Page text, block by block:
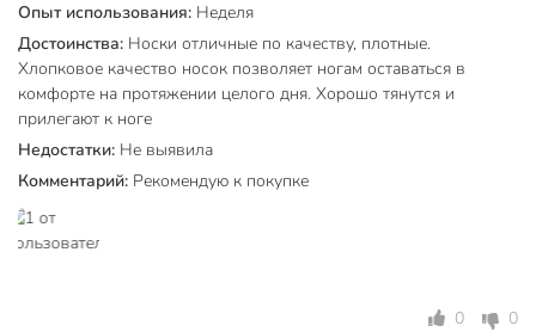
Назначение
Особенности
тонкий
Размер
Резинка
Вид
Количество пар
Опыт использования: Неделя
Достоинства: Носки отличные по качеству, плотные.
Хлопковое качество носок позволяет ногам оставаться в
комфорте на протяжении целого дня. Хорошо тянутся и
прилегают к ноге
Недостатки: Не выявила
Комментарий: Рекомендую к покупке
0 0